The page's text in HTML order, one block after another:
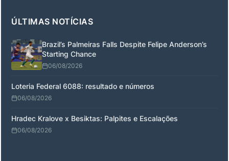
ÚLTIMAS NOTÍCIAS
Brazil’s Palmeiras Falls Despite Felipe Anderson’s
Starting Chance
06/08/2026
Loteria Federal 6088: resultado e números
06/08/2026
Hradec Kralove x Besiktas: Palpites e Escalações
06/08/2026